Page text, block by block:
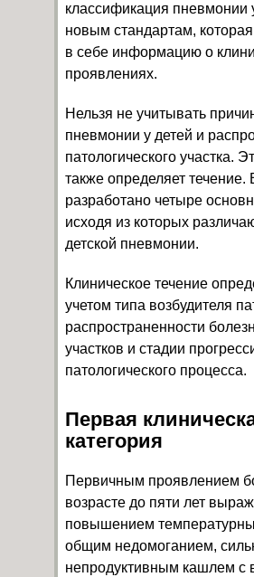
классификация пневмонии
новым стандартам,
в себе информацию о
проявлениях.
Нельзя не учитывать
пневмонии у детей и
патологического участка.
также определяет
разработано четыре
исходя из которых
детской пневмонии.
Клиническое течение
учетом типа возбудителя
распространенности
участков и стадии
патологического процесса.
Первая
категория
Первичным проявлением
возрасте до пяти лет
повышением
общим недомоганием,
непродуктивным кашлем с